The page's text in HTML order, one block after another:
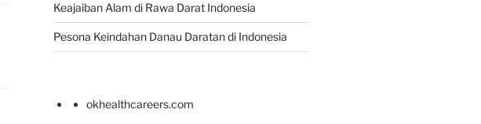
Keajaiban Alam di Rawa Darat Indonesia
Pesona Keindahan Danau Daratan di Indonesia
okhealthcareers.com